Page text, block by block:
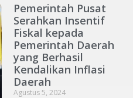
Pemerintah Pusat
Serahkan Insentif
Fiskal kepada
Pemerintah Daerah
yang Berhasil
Kendalikan Inflasi
Daerah
Agustus 5, 2024